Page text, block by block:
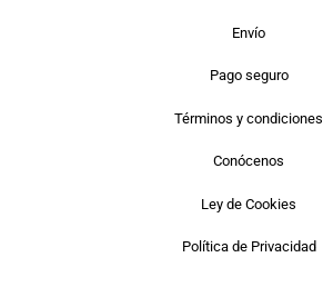
Envío
Pago seguro
Términos y condiciones
Conócenos
Ley de Cookies
Política de Privacidad